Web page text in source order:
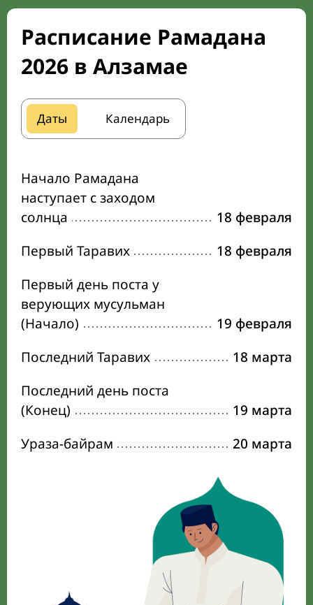
Расписание Рамадана
2026 в Алзамае
Даты Календарь
Начало Рамадана
наступает с заходом
солнца
18 февраля
Первый Таравих
18 февраля
Первый день поста у
верующих мусульман
(Начало)
19 февраля
Последний Таравих
18 марта
Последний день поста
(Конец)
19 марта
Ураза-байрам
20 марта